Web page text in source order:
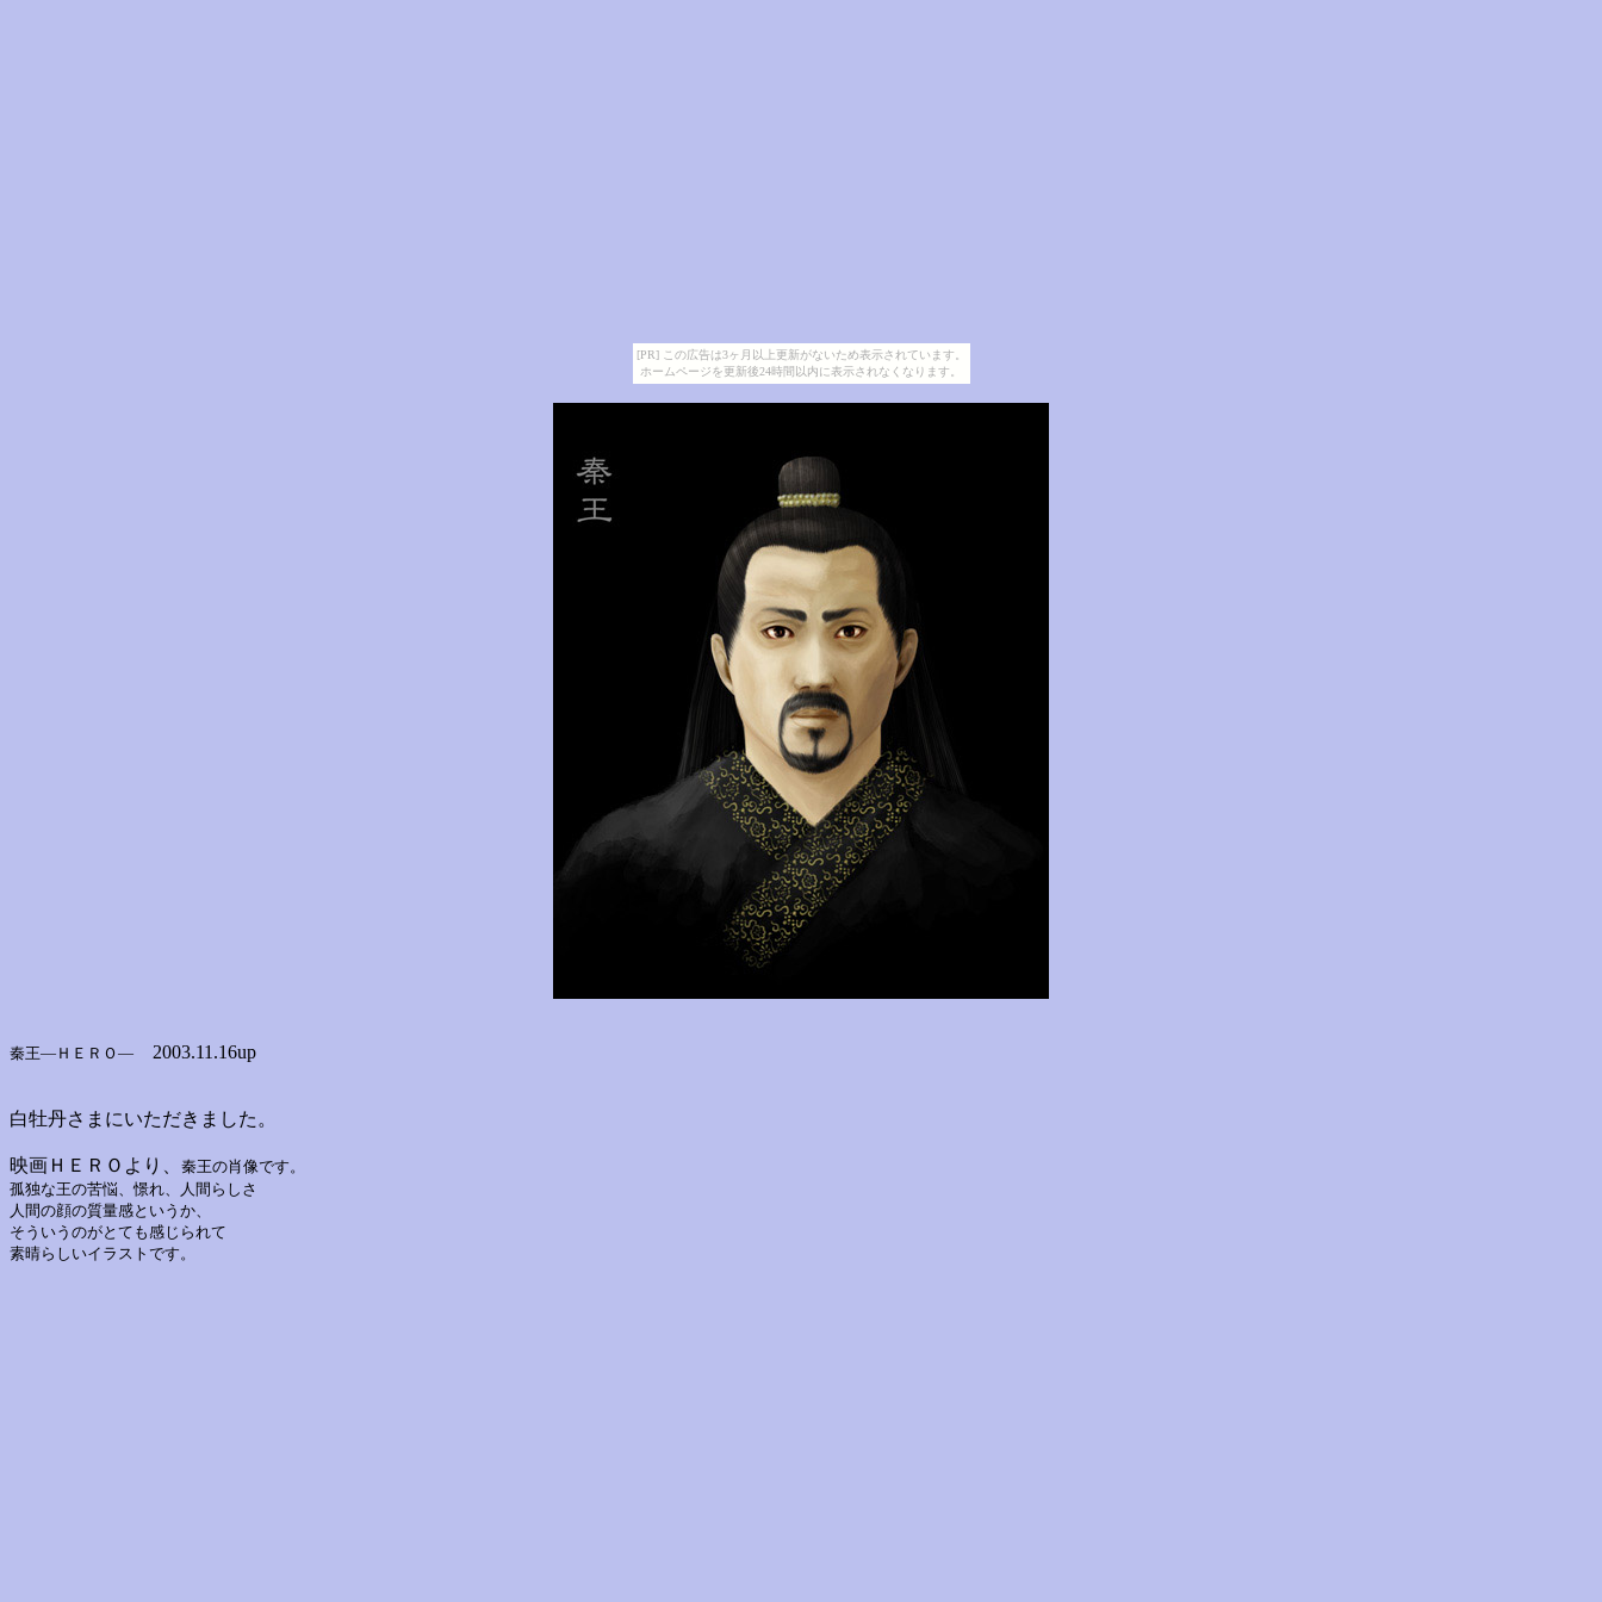
[PR] この広告は3ヶ月以上更新がないため表示されています。
ホームページを更新後24時間以内に表示されなくなります。
秦王―ＨＥＲＯ― 2003.11.16up
白牡丹さまにいただきました。
映画ＨＥＲＯより、 秦王の肖像です。
孤独な王の苦悩、憬れ、人間らしさ
人間の顔の質量感というか、
そういうのがとても感じられて
素晴らしいイラストです。